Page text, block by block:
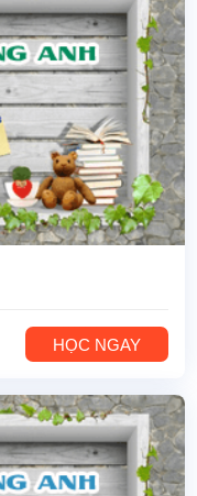
HỌC NGAY